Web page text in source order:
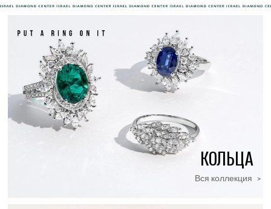
КОЛЬЦА
Вся коллекция >